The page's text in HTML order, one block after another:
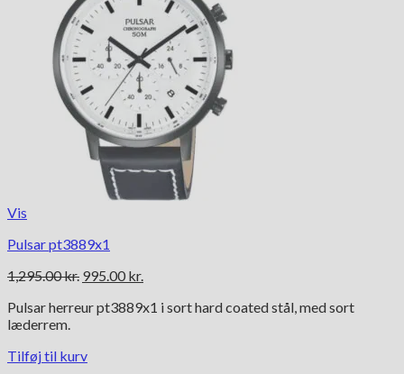
Vis
Pulsar pt3889x1
1,295.00kr. Den
pris
995.00 kr.
pris
Pulsar herreur pt3889x1 i sort hard coated stål, med sort
læderrem.
Tilføj til kurv